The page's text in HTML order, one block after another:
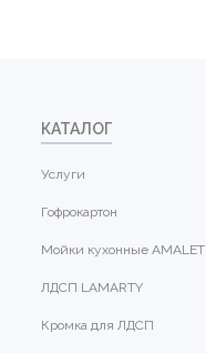
КАТАЛОГ
Услуги
Гофрокартон
Мойки кухонные AMALET
ЛДСП LAMARTY
Кромка для ЛДСП